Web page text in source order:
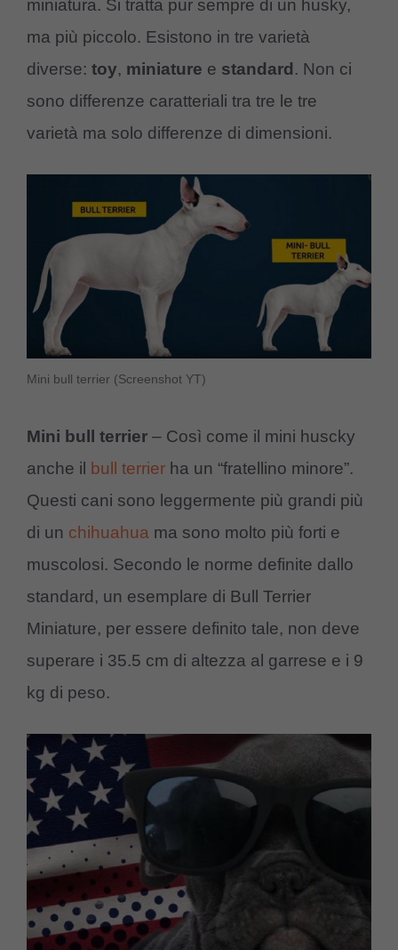
miniatura. Si tratta pur sempre di un husky,
ma più piccolo. Esistono in tre varietà
diverse: toy, miniature e standard. Non ci
sono differenze caratteriali tra tre le tre
varietà ma solo differenze di dimensioni.
Mini bull terrier (Screenshot YT)
Mini bull terrier – Così come il mini huscky
anche il
bull terrier ha un “fratellino minore”.
Questi cani sono leggermente più grandi più
di un chihuahua ma sono molto più forti e
muscolosi. Secondo le norme definite dallo
standard, un esemplare di Bull Terrier
Miniature, per essere definito tale, non deve
superare i 35.5 cm di altezza al garrese e i 9
kg di peso.